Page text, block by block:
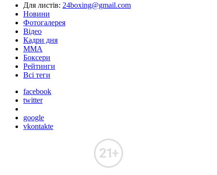
Для листів: 24boxing@gmail.com
Новини
Фотогалерея
Відео
Кадри дня
ММА
Боксери
Рейтинги
Всі теги
facebook
twitter
google
vkontakte